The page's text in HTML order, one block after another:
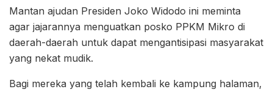
Mantan ajudan Presiden Joko Widodo ini meminta
agar jajarannya menguatkan posko PPKM Mikro di
daerah-daerah untuk dapat mengantisipasi masyarakat
yang nekat mudik.
Bagi mereka yang telah kembali ke kampung halaman,